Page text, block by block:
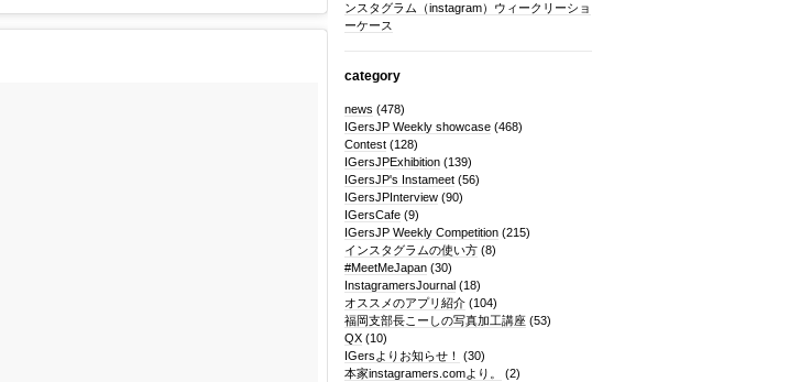
ンスタグラム（instagram）ウィークリーショ
ーケース
category
news (478)
IGersJP Weekly showcase(468)
Contest(128)
IGersJPExhibition(139)
IGersJP's Instameet(56)
IGersJPInterview(90)
IGersCafe(9)
IGersJP Weekly Competition(215)
インスタグラムの使い方(8)
#MeetMeJapan(30)
InstagramersJournal(18)
オススメのアプリ紹介(104)
福岡支部長こーしの写真加工講座(53)
QX(10)
IGersよりお知らせ！
(30)
本家instagramers.comより。
(2)